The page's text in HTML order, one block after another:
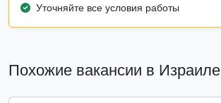
Уточняйте все условия работы
Похожие вакансии в Израиле